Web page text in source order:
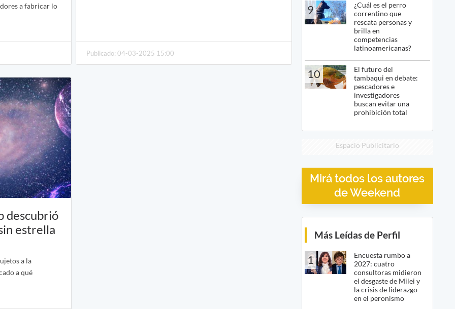
a fabricar lo
Publicado: 04-03-2025 15:00
descubrió
estrella
a la
a qué
9
¿Cuál es el perro
correntino que
rescata personas y
brilla en
competencias
latinoamericanas?
10
El futuro del
tambaqui en debate:
pescadores e
investigadores
buscan evitar una
prohibición total
Espacio Publicitario
Mirá todos los autores
de Weekend
Más Leídas de Perfil
1
Encuesta rumbo a
2027: cuatro
consultoras midieron
el desgaste de Milei y
la crisis de liderazgo
en el peronismo